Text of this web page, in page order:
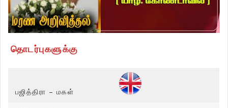
தொடர்புகளுக்கு
பஜித்திரா – மகள்